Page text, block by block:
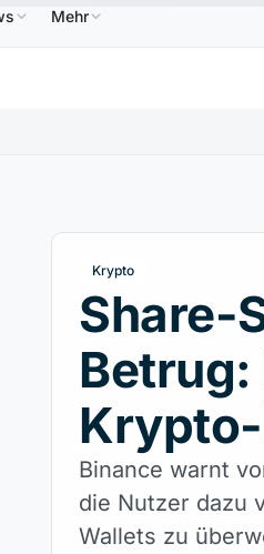
XRP 1,09 $↑2.30%
Mehr
Krypto
Share-
Betrug:
Binance warnt
die Nutzer dazu
Wallets zu